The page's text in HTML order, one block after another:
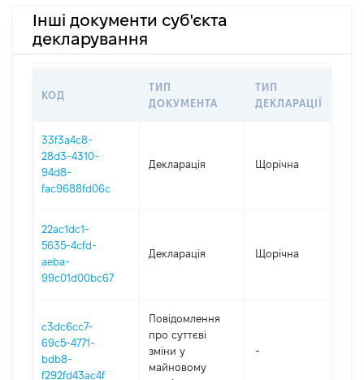
Інші документи суб'єкта
декларування
КОД
ТИП
ДОКУМЕНТА
ТИП
ДЕКЛАРАЦІЇ
33f3a4c8-
28d3-4310-
94d8-
fac9688fd06c
Декларація Щорічна
22ac1dc1-
5635-4cfd-
aeba-
99c01d00bc67
Декларація Щорічна
c3dc6cc7-
69c5-4771-
bdb8-
f292fd43ac4f
Повідомлення
про суттєві
зміни y
майновому
-